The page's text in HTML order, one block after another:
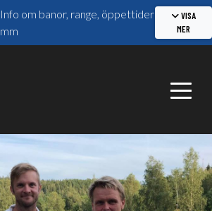
Info om banor, range, öppettider
mm
VISA
MER